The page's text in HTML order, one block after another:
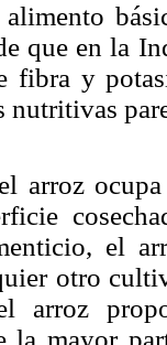
que en la
fibra y
nutritivas
arroz
el
otro
arroz